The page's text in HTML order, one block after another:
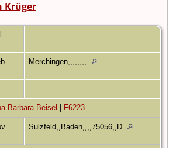
Krüger
Merchingen,,,,,,,,
Barbara Beisel F6223
Sulzfeld,,Baden,,,,75056,,D